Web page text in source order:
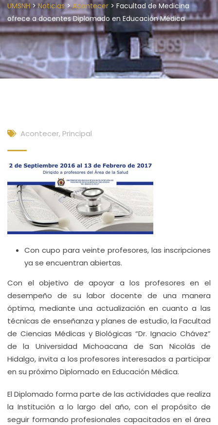
UMSNH>Noticias>Acontecer > Facultad de Medicina
ofrece a docentes Diplomado en Educación Médica
Acontecer, Principal
Con cupo para veinte profesores, las inscripciones
ya se encuentran abiertas.
Con el objetivo de apoyar a los profesores en el
desempeño de su labor docente de una manera
óptima, mediante una actualización en cuanto a las
técnicas de enseñanza y planes de estudio, la Facultad
de Ciencias Médicas y Biológicas “Dr. Ignacio Chávez”
de la Universidad Michoacana de San Nicolás de
Hidalgo, invita a los profesores interesados a participar
en su próximo Diplomado en Educación Médica.
El Diplomado forma parte de las actividades que realiza
la Institución a lo largo del año, con el propósito de
seguir formando profesionales capacitados en el área